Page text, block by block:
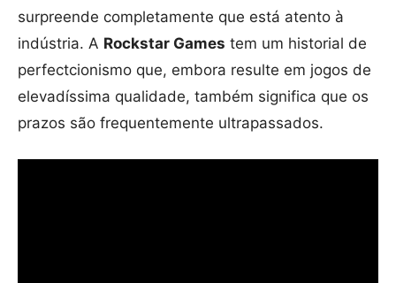
surpreende completamente que está atento à
indústria. A Rockstar Games tem um historial de
perfectcionismo que, embora resulte em jogos de
elevadíssima qualidade, também significa que os
prazos são frequentemente ultrapassados.